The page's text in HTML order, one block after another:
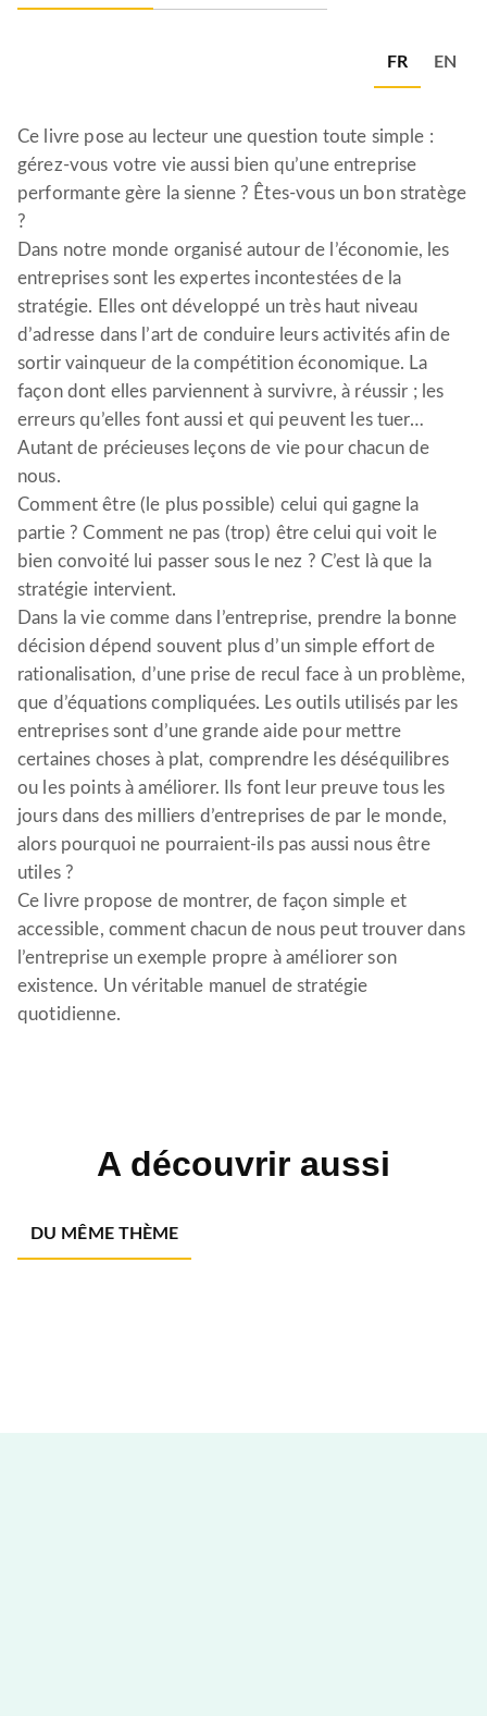
FR EN
Ce livre pose au lecteur une question toute simple :
gérez-vous votre vie aussi bien qu’une entreprise
performante gère la sienne ? Êtes-vous un bon stratège
?
Dans notre monde organisé autour de l’économie, les
entreprises sont les expertes incontestées de la
stratégie. Elles ont développé un très haut niveau
d’adresse dans l’art de conduire leurs activités afin de
sortir vainqueur de la compétition économique. La
façon dont elles parviennent à survivre, à réussir ; les
erreurs qu’elles font aussi et qui peuvent les tuer…
Autant de précieuses leçons de vie pour chacun de
nous.
Comment être (le plus possible) celui qui gagne la
partie ? Comment ne pas (trop) être celui qui voit le
bien convoité lui passer sous le nez ? C’est là que la
stratégie intervient.
Dans la vie comme dans l’entreprise, prendre la bonne
décision dépend souvent plus d’un simple effort de
rationalisation, d’une prise de recul face à un problème,
que d’équations compliquées. Les outils utilisés par les
entreprises sont d’une grande aide pour mettre
certaines choses à plat, comprendre les déséquilibres
ou les points à améliorer. Ils font leur preuve tous les
jours dans des milliers d’entreprises de par le monde,
alors pourquoi ne pourraient-ils pas aussi nous être
utiles ?
Ce livre propose de montrer, de façon simple et
accessible, comment chacun de nous peut trouver dans
l’entreprise un exemple propre à améliorer son
existence. Un véritable manuel de stratégie
quotidienne.
A découvrir aussi
DU MÊME THÈME